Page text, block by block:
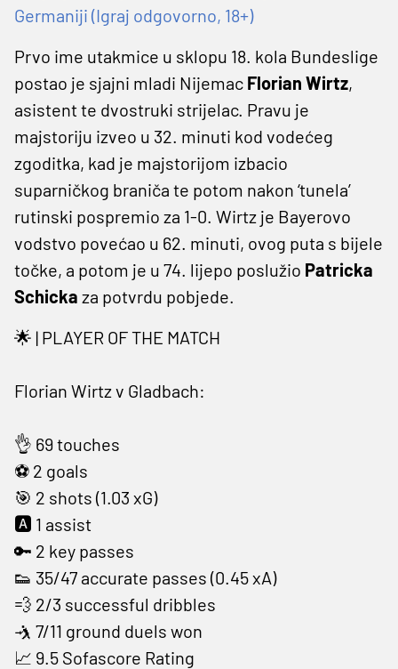
Germaniji (Igraj odgovorno, 18+)
Prvo ime utakmice u sklopu 18. kola Bundeslige
postao je sjajni mladi Nijemac Florian Wirtz,
asistent te dvostruki strijelac. Pravu je
majstoriju izveo u 32. minuti kod vodećeg
zgoditka, kad je majstorijom izbacio
suparničkog braniča te potom nakon ‘tunela’
rutinski pospremio za 1-0. Wirtz je Bayerovo
vodstvo povećao u 62. minuti, ovog puta s bijele
točke, a potom je u 74. lijepo poslužio Patricka
Schicka za potvrdu pobjede.
🌟 | PLAYER OF THE MATCH
Florian Wirtz v Gladbach:
👌 69 touches
⚽️ 2 goals
🎯 2 shots (1.03 xG)
🅰️ 1 assist
🔑 2 key passes
👟 35/47 accurate passes (0.45 xA)
💨 2/3 successful dribbles
🤺 7/11 ground duels won
📈 9.5 Sofascore Rating